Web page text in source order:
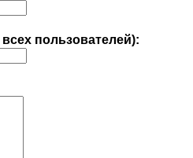
пользователей):